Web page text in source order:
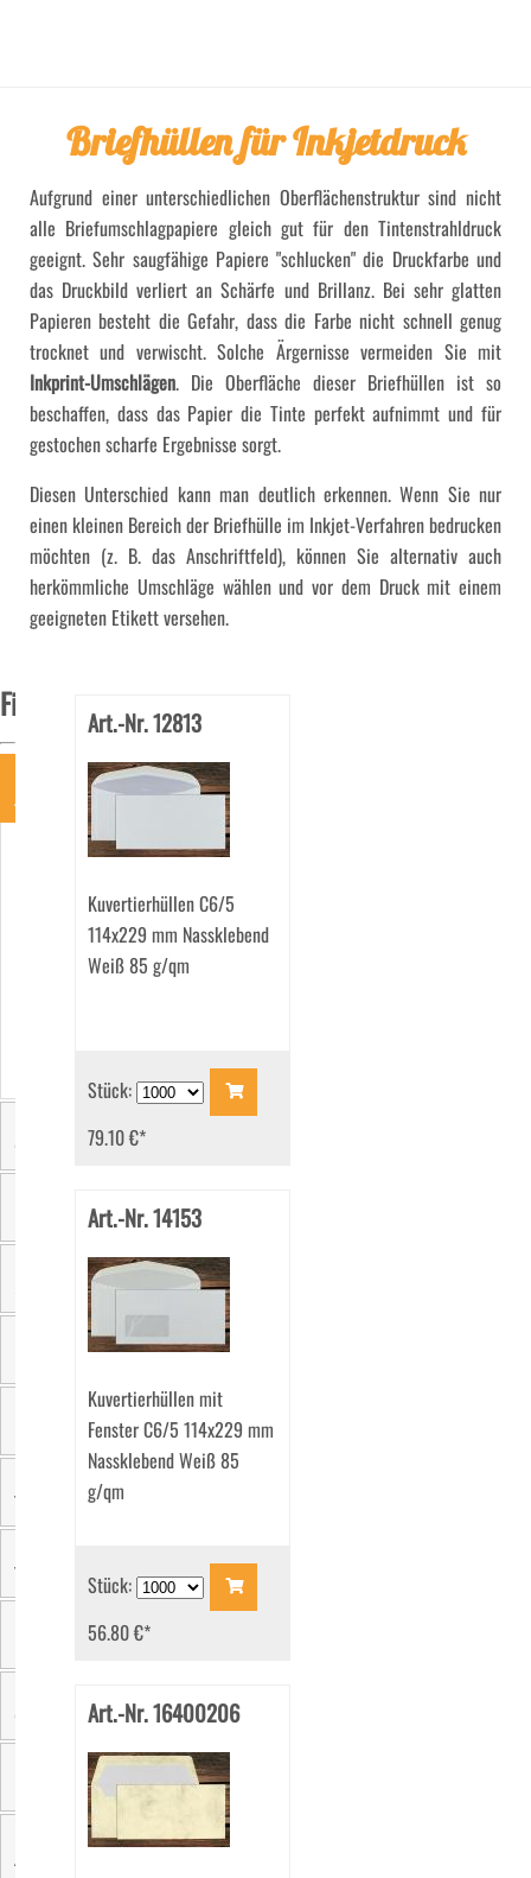
Briefhüllen für Inkjetdruck
Aufgrund einer unterschiedlichen Oberflächenstruktur sind nicht
alle Briefumschlagpapiere gleich gut für den Tintenstrahldruck
geeignt. Sehr saugfähige Papiere "schlucken" die Druckfarbe und
das Druckbild verliert an Schärfe und Brillanz. Bei sehr glatten
Papieren besteht die Gefahr, dass die Farbe nicht schnell genug
trocknet und verwischt. Solche Ärgernisse vermeiden Sie mit
Inkprint-Umschlägen. Die Oberfläche dieser Briefhüllen ist so
beschaffen, dass das Papier die Tinte perfekt aufnimmt und für
gestochen scharfe Ergebnisse sorgt.
Diesen Unterschied kann man deutlich erkennen. Wenn Sie nur
einen kleinen Bereich der Briefhülle im Inkjet-Verfahren bedrucken
möchten (z. B. das Anschriftfeld), können Sie alternativ auch
herkömmliche Umschläge wählen und vor dem Druck mit einem
geeigneten Etikett versehen.
Filter
Art
Briefhüllen
Kuvertierhüllen
Seidenfutterhüllen
Größe
Sichtfenster
Einzelgewicht
Verschluss
Verpackungseinheit
Klappenform
Grammatur
Innenfarbe
Aussendruck
Art.-Nr. 12813
Kuvertierhüllen C6/5
114x229 mm Nassklebend
Weiß 85 g/qm
Stück:
79.10 €*
Art.-Nr. 14153
Kuvertierhüllen mit
Fenster C6/5 114x229 mm
Nassklebend Weiß 85
g/qm
Stück:
56.80 €*
Art.-Nr. 16400206